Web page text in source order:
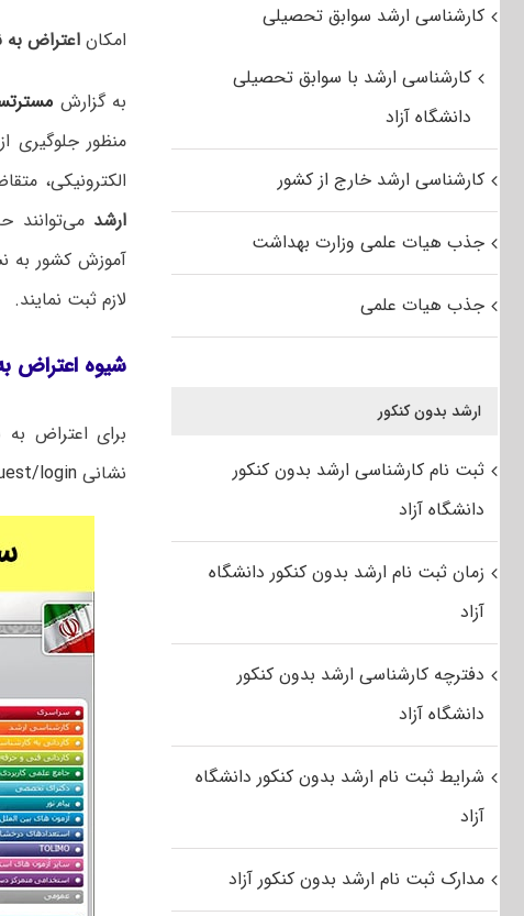
امکان اعتراض به
به گزارش
منظور
الکترونیکی،
ارشد
آموزش کشور به
لازم ثبت نمایند.
شیوه اعتراض به
نشانیhttp://request.sanjesh.org/noetrequest/login/
کارشناسی ارشد سوابق تحصیلی
کارشناسی ارشد با سوابق تحصیلی
دانشگاه آزاد
کارشناسی ارشد خارج از کشور
جذب هیات علمی وزارت بهداشت
جذب هیات علمی
ارشد بدون کنکور
ثبت نام کارشناسی ارشد بدون کنکور
دانشگاه آزاد
زمان ثبت نام ارشد بدون کنکور دانشگاه
آزاد
دفترچه کارشناسی ارشد بدون کنکور
دانشگاه آزاد
شرایط ثبت نام ارشد بدون کنکور دانشگاه
آزاد
مدارک ثبت نام ارشد بدون کنکور آزاد